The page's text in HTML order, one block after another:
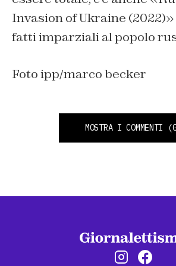
Invasion of Ukraine
fatti imparziali al popolo
Foto ipp/marco becker
MOSTRA I COMMENTI